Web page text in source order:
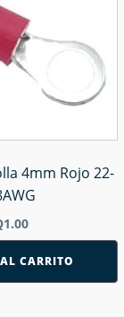
4mm Rojo 22-
1.00
CARRITO